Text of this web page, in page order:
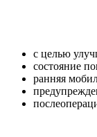
с целью
состояние
ранняя